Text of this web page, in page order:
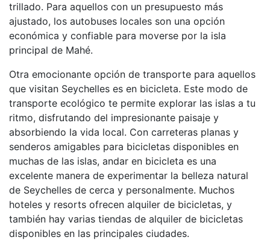
trillado. Para aquellos con un presupuesto más
ajustado, los autobuses locales son una opción
económica y confiable para moverse por la isla
principal de Mahé.
Otra emocionante opción de transporte para aquellos
que visitan Seychelles es en bicicleta. Este modo de
transporte ecológico te permite explorar las islas a tu
ritmo, disfrutando del impresionante paisaje y
absorbiendo la vida local. Con carreteras planas y
senderos amigables para bicicletas disponibles en
muchas de las islas, andar en bicicleta es una
excelente manera de experimentar la belleza natural
de Seychelles de cerca y personalmente. Muchos
hoteles y resorts ofrecen alquiler de bicicletas, y
también hay varias tiendas de alquiler de bicicletas
disponibles en las principales ciudades.